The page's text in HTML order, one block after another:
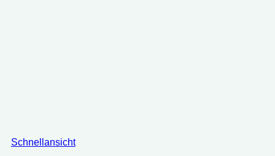
Schnellansicht